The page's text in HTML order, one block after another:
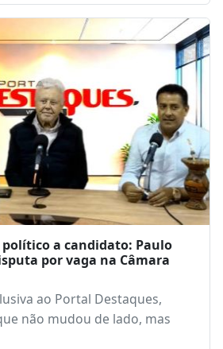
a candidato: Paulo
por vaga na Câmara
ao Portal Destaques,
não mudou de lado, mas